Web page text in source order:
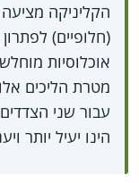
הקליניקה מציעה
(חלופיים)
אוכלוסיות
מטרת הליכים
עבור שני
הינו יעיל יותר